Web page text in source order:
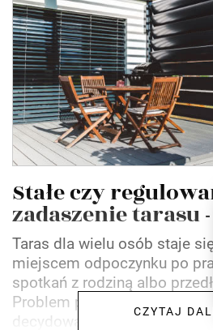
Stałe czy
zadaszenie tarasu
Taras dla wielu osób staje
miejscem odpoczynku po
spotkań z rodziną albo
Problem pojawia się wtedy,
decydować za...
CZYTAJ